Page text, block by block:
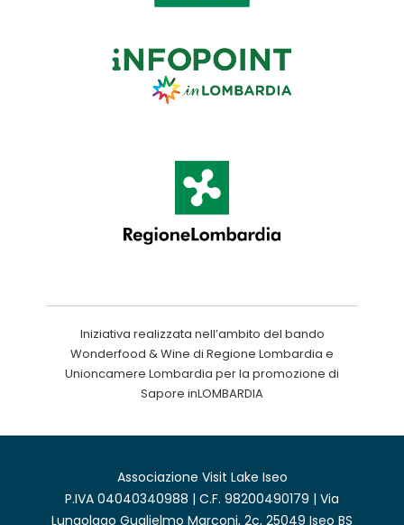
Iniziativa realizzata nell’ambito del bando
Wonderfood & Wine di Regione Lombardia e
Unioncamere Lombardia per la promozione di
Sapore inLOMBARDIA
Associazione Visit Lake Iseo
P.IVA 04040340988 | C.F. 98200490179 | Via
Lungolago Guglielmo Marconi, 2c, 25049 Iseo BS